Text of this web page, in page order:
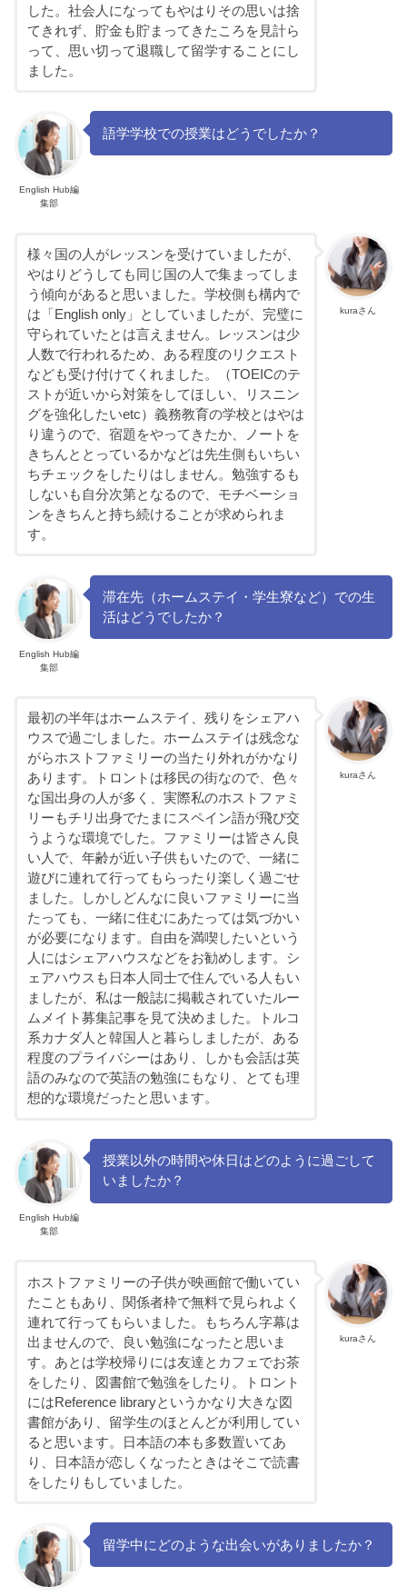
した。社会人になってもやはりその思いは捨
てきれず、貯金も貯まってきたころを見計ら
って、思い切って退職して留学することにし
ました。
English Hub編
集部
語学学校での授業はどうでしたか？
kuraさん
様々国の人がレッスンを受けていましたが、
やはりどうしても同じ国の人で集まってしま
う傾向があると思いました。学校側も構内で
は「English only」としていましたが、完璧に
守られていたとは言えません。レッスンは少
人数で行われるため、ある程度のリクエスト
なども受け付けてくれました。（TOEICのテ
ストが近いから対策をしてほしい、リスニン
グを強化したいetc）義務教育の学校とはやは
り違うので、宿題をやってきたか、ノートを
きちんととっているかなどは先生側もいちい
ちチェックをしたりはしません。勉強するも
しないも自分次第となるので、モチベーショ
ンをきちんと持ち続けることが求められま
す。
English Hub編
集部
滞在先（ホームステイ・学生寮など）での生
活はどうでしたか？
kuraさん
最初の半年はホームステイ、残りをシェアハ
ウスで過ごしました。ホームステイは残念な
がらホストファミリーの当たり外れがかなり
あります。トロントは移民の街なので、色々
な国出身の人が多く、実際私のホストファミ
リーもチリ出身でたまにスペイン語が飛び交
うような環境でした。ファミリーは皆さん良
い人で、年齢が近い子供もいたので、一緒に
遊びに連れて行ってもらったり楽しく過ごせ
ました。しかしどんなに良いファミリーに当
たっても、一緒に住むにあたっては気づかい
が必要になります。自由を満喫したいという
人にはシェアハウスなどをお勧めします。シ
ェアハウスも日本人同士で住んでいる人もい
ましたが、私は一般誌に掲載されていたルー
ムメイト募集記事を見て決めました。トルコ
系カナダ人と韓国人と暮らしましたが、ある
程度のプライバシーはあり、しかも会話は英
語のみなので英語の勉強にもなり、とても理
想的な環境だったと思います。
English Hub編
集部
授業以外の時間や休日はどのように過ごして
いましたか？
kuraさん
ホストファミリーの子供が映画館で働いてい
たこともあり、関係者枠で無料で見られよく
連れて行ってもらいました。もちろん字幕は
出ませんので、良い勉強になったと思いま
す。あとは学校帰りには友達とカフェでお茶
をしたり、図書館で勉強をしたり。トロント
にはReference libraryというかなり大きな図
書館があり、留学生のほとんどが利用してい
ると思います。日本語の本も多数置いてあ
り、日本語が恋しくなったときはそこで読書
をしたりもしていました。
留学中にどのような出会いがありましたか？